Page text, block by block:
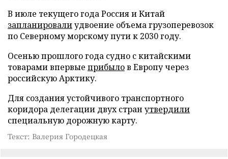
В июле текущего года Россия и Китай
запланировалиудвоение объема грузоперевозок
по Северному морскому пути к 2030 году.
Осенью прошлого года судно с китайскими
товарами впервые прибылов Европу через
российскую Арктику.
Для создания устойчивого транспортного
коридора делегации двух стран утвердили
специальную дорожную карту.
Текст: Валерия Городецкая